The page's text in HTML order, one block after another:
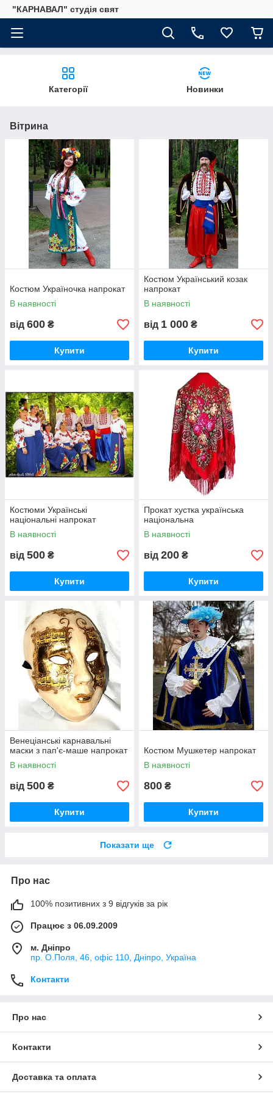
"КАРНАВАЛ" студія свят
Категорії Новинки
Вітрина
Костюм Україночка напрокат
В наявності
від 600 ₴
Купити
Костюм Український козак
напрокат
В наявності
від 1 000 ₴
Купити
Костюми Українські
національні напрокат
В наявності
від 500 ₴
Купити
Прокат хустка українська
національна
В наявності
від 200 ₴
Купити
Венеціанські карнавальні
маски з пап'є-маше напрокат
В наявності
від 500 ₴
Купити
Костюм Мушкетер напрокат
В наявності
800 ₴
Купити
Показати ще
Про нас
100% позитивних з 9 відгуків за рік
Працює з 06.09.2009
м. Дніпро
пр. О.Поля, 46, офіс 110, Дніпро, Україна
Контакти
Про нас
Контакти
Доставка та оплата